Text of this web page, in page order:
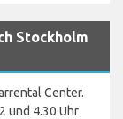
Stockholm
Center.
und 4.30 Uhr